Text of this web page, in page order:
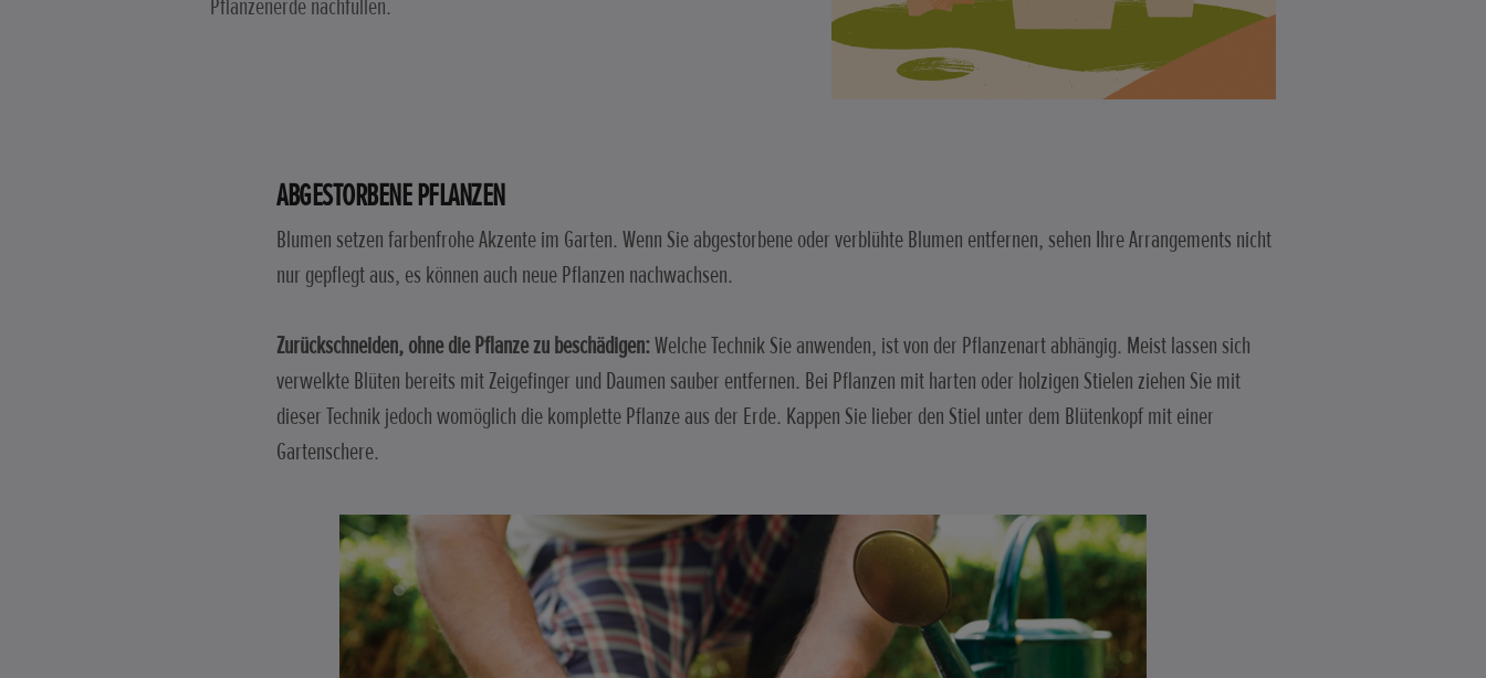
Pflanzenerde nachfüllen.
ABGESTORBENE PFLANZEN
Blumen setzen farbenfrohe Akzente im Garten. Wenn Sie abgestorbene oder verblühte Blumen entfernen, sehen Ihre Arrangements nicht
nur gepflegt aus, es können auch neue Pflanzen nachwachsen.
Zurückschneiden, ohne die Pflanze zu beschädigen:Welche Technik Sie anwenden, ist von der Pflanzenart abhängig. Meist lassen sich
verwelkte Blüten bereits mit Zeigefinger und Daumen sauber entfernen. Bei Pflanzen mit harten oder holzigen Stielen ziehen Sie mit
dieser Technik jedoch womöglich die komplette Pflanze aus der Erde. Kappen Sie lieber den Stiel unter dem Blütenkopf mit einer
Gartenschere.